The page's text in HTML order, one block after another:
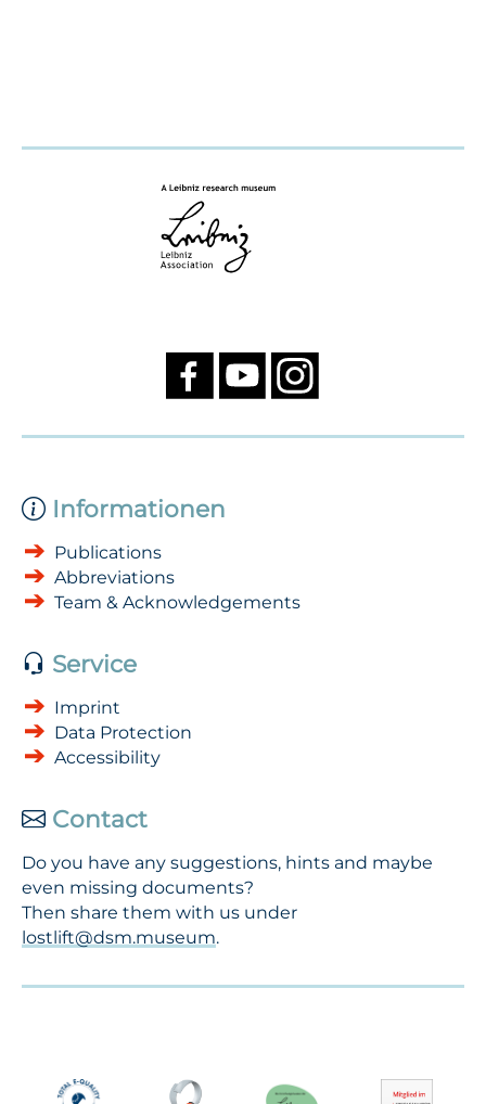
Informationen
Publications
Abbreviations
Team & Acknowledgements
Service
Imprint
Data Protection
Accessibility
Contact
Do you have any suggestions, hints and maybe
even missing documents?
Then share them with us under
lostlift@dsm.museum.